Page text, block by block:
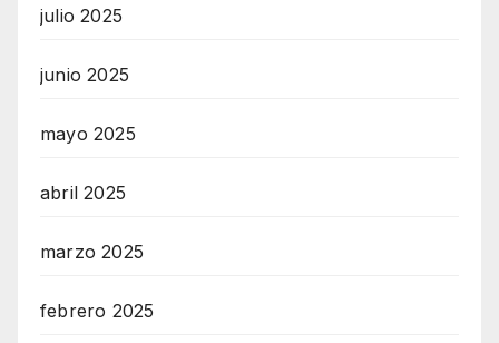
julio 2025
junio 2025
mayo 2025
abril 2025
marzo 2025
febrero 2025